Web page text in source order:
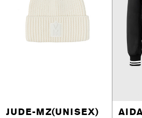
JUDE-MZ(UNISEX)